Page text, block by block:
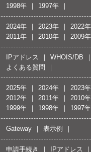
1998年
1997年
2024年 2023年 2022年
2011年
2010年 2009年
IPアドレス WHOIS/DB
よくある質問
2025年 2024年 2023年
2012年
2011年 2010年
1999年
1998年 1997年
Gateway 表示例
申請手続き IPアドレス